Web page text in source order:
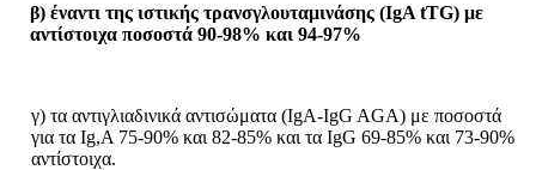
β) έναντι της ιστικής τρανσγλουταμινάσης (IgA tTG) με
αντίστοιχα ποσοστά 90-98% και 94-97%
γ) τα αντιγλιαδινικά αντισώματα (ΙgA-IgG AGA) με ποσοστά
για τα Ιg,Α 75-90% και 82-85% και τα ΙgG 69-85% και 73-90%
αντίστοιχα.